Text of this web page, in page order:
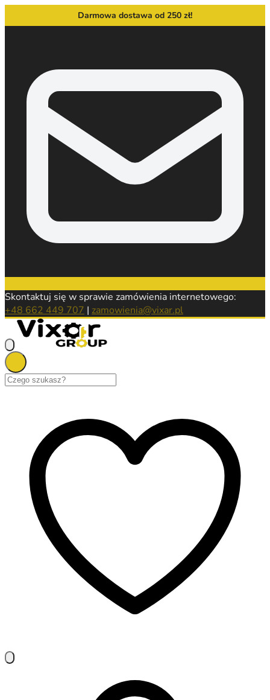
Darmowa dostawa od 250 zł!
Skontaktuj się w sprawie zamówienia internetowego:
+48 662 449 707 | zamowienia@vixar.pl